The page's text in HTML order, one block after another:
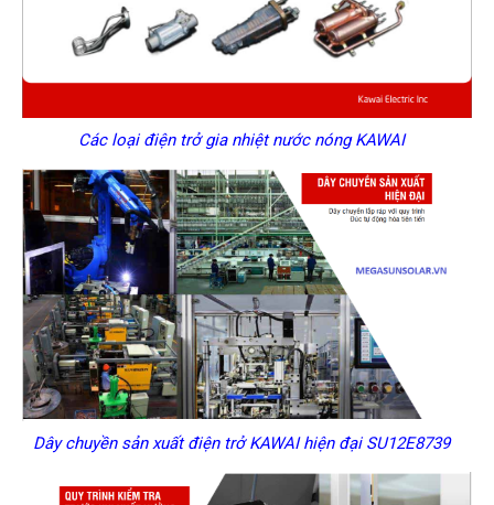
Các loại điện trở gia nhiệt nước nóng KAWAI
Dây chuyền sản xuất điện trở KAWAI hiện đại SU12E8739